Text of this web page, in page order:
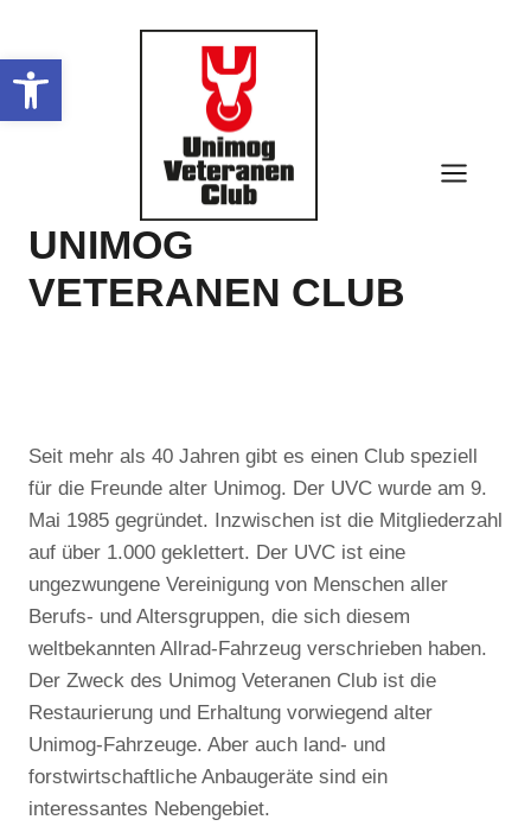
Werkzeugleiste öffnen
springen
UNIMOG
VETERANEN CLUB
Seit mehr als 40 Jahren gibt es einen Club speziell
für die Freunde alter Unimog. Der UVC wurde am 9.
Mai 1985 gegründet. Inzwischen ist die Mitgliederzahl
auf über 1.000 geklettert. Der UVC ist eine
ungezwungene Vereinigung von Menschen aller
Berufs- und Altersgruppen, die sich diesem
weltbekannten Allrad-Fahrzeug verschrieben haben.
Der Zweck des Unimog Veteranen Club ist die
Restaurierung und Erhaltung vorwiegend alter
Unimog-Fahrzeuge. Aber auch land- und
forstwirtschaftliche Anbaugeräte sind ein
interessantes Nebengebiet.